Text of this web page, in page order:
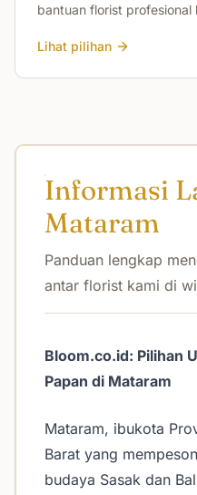
bantuan florist profesional
Lihat pilihan
Informasi
Mataram
Panduan lengkap
antar florist kami di
Bloom.co.id: Pilihan
Papan di Mataram
Mataram, ibukota
Barat yang
budaya Sasak dan